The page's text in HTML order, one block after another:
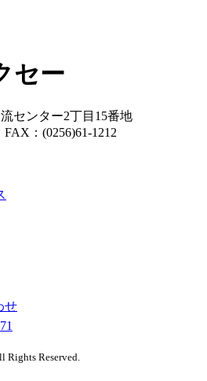
セー
センター2丁目15番地
：(0256)61-1212
せ
Rights Reserved.